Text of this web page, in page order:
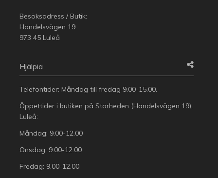
Besöksadress / Butik:
Handelsvägen 19
973 45 Luleå
Hjälpia
Telefontider: Måndag till fredag 9.00-15.00.
Öppettider i butiken på Storheden (Handelsvägen 19),
Luleå:
Måndag: 9.00-12.00
Onsdag: 9.00-12.00
Fredag: 9.00-12.00